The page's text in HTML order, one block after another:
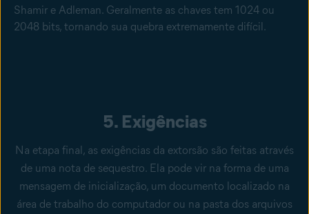
Shamir e Adleman. Geralmente as chaves tem 1024 ou
2048 bits, tornando sua quebra extremamente difícil.
5. Exigências
Na etapa final, as exigências da extorsão são feitas através
de uma nota de sequestro. Ela pode vir na forma de uma
mensagem de inicialização, um documento localizado na
área de trabalho do computador ou na pasta dos arquivos